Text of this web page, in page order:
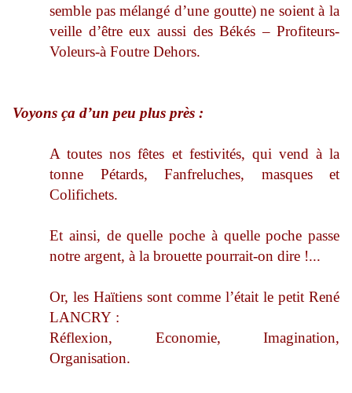
semble pas mélangé d’une goutte) ne soient à la
veille d’être eux aussi des Békés – Profiteurs-
Voleurs-à Foutre Dehors.
Voyons ça d’un peu plus près :
A toutes nos fêtes et festivités, qui vend à la
tonne Pétards, Fanfreluches, masques et
Colifichets.
Et ainsi, de quelle poche à quelle poche passe
notre argent, à la brouette pourrait-on dire !...
Or, les Haïtiens sont comme l’était le petit René
LANCRY :
Réflexion, Economie, Imagination,
Organisation.